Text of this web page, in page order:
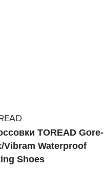
TOREAD Gore-
Vibram Waterproof
Shoes